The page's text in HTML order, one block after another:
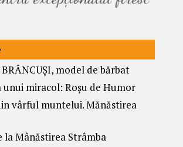
model de bărbat
miracol: Roșu de Humor
vârful muntelui. Mănăstirea
la Mânăstirea Strâmba